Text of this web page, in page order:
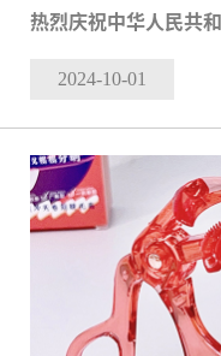
热烈庆祝中华人民共
2024-10-01